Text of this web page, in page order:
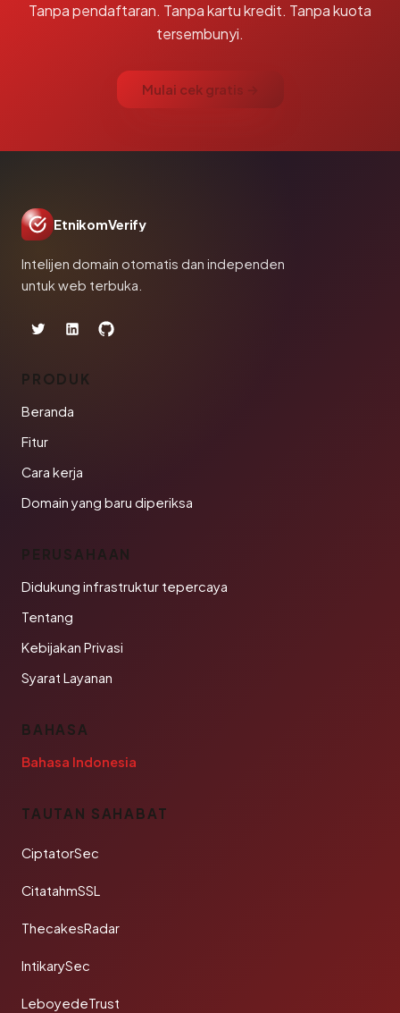
Tanpa pendaftaran. Tanpa kartu kredit. Tanpa kuota
tersembunyi.
Mulai cek gratis →
EtnikomVerify
Intelijen domain otomatis dan independen
untuk web terbuka.
PRODUK
Beranda
Fitur
Cara kerja
Domain yang baru diperiksa
PERUSAHAAN
Didukung infrastruktur tepercaya
Tentang
Kebijakan Privasi
Syarat Layanan
BAHASA
Bahasa Indonesia
TAUTAN SAHABAT
CiptatorSec
CitatahmSSL
ThecakesRadar
IntikarySec
LeboyedeTrust